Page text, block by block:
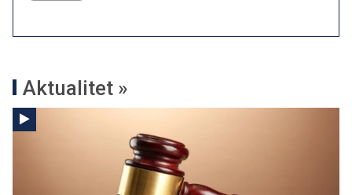
Aktualitet »